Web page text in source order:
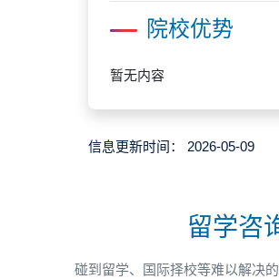
院校优势
暂无内容
信息更新时间： 2026-05-09
留学咨
碰到留学、国际择校等难以解决